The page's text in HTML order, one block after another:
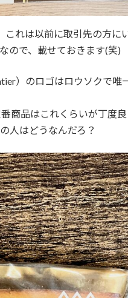
れは以前に取引先の方に
ので、載せておきます(笑)
）のロゴはロウソクで唯
商品はこれくらいが丁度良
人はどうなんだろ？